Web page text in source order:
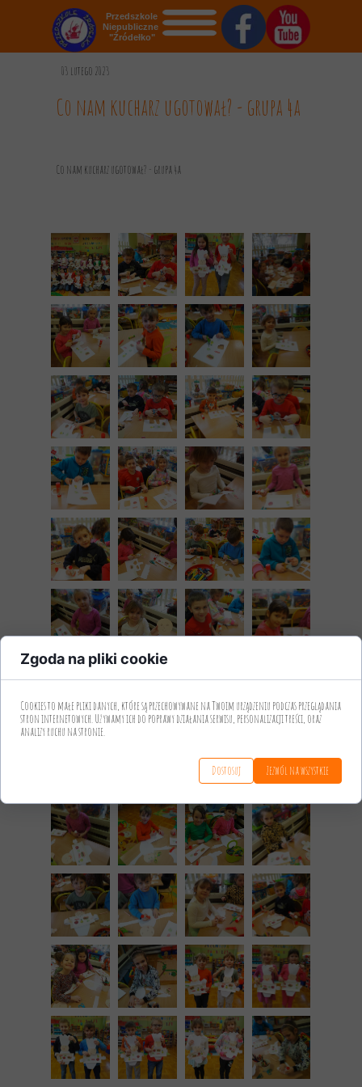
STRONA GŁÓWNA
GALERIA
KONTAKT
DOKUMENTY
Przedszkole
Niepubliczne
"Źródełko"
03 lutego 2023
Co nam kucharz ugotował? - grupa 4a
Co nam kucharz ugotował? - grupa 4a
Zgoda na pliki cookie
Cookies to małe pliki danych, które są przechowywane na Twoim urządzeniu podczas przeglądania
stron internetowych. Używamy ich do poprawy działania serwisu, personalizacji treści, oraz
analizy ruchu na stronie.
Dostosuj Zezwól na wszystkie